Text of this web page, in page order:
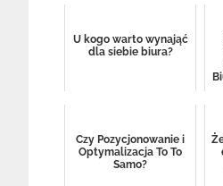
U kogo warto wynająć
dla siebie biura?
Czy Pozycjonowanie i
Optymalizacja To To
Samo?